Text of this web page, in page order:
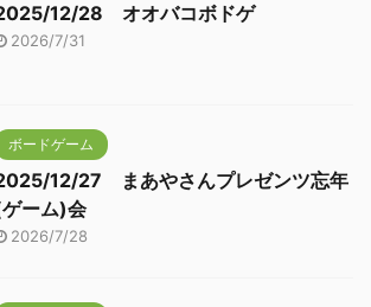
12/28 オオバコボドゲ
2026/7/31
ボードゲーム
12/27 まあやさんプレゼンツ忘年
ーム)会
2026/7/28